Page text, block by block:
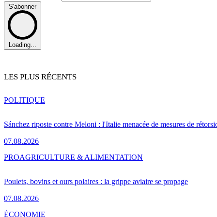
S'abonner
Loading...
LES PLUS RÉCENTS
Sánchez riposte contre Meloni : l'Italie menacée de mesures de
07.08.2026
POLITIQUE
Poulets, bovins et ours polaires : la grippe aviaire se propage
07.08.2026
PROAGRICULTURE & ALIMENTATION
ÉCONOMIE